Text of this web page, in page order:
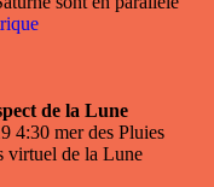
de la Lune
4:30 mer des Pluies
virtuel de la Lune